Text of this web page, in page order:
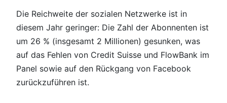
Die Reichweite der sozialen Netzwerke ist in
diesem Jahr geringer: Die Zahl der Abonnenten ist
um 26 % (insgesamt 2 Millionen) gesunken, was
auf das Fehlen von Credit Suisse und FlowBank im
Panel sowie auf den Rückgang von Facebook
zurückzuführen ist.